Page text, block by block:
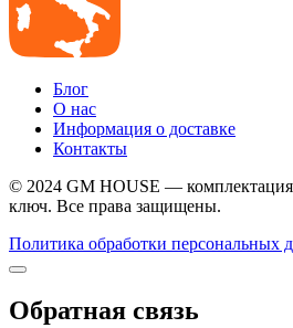
Блог
О нас
Информация о доставке
Контакты
© 2024 GM HOUSE —
ключ. Все права защищены.
Политика обработки персональных
Обратная связь